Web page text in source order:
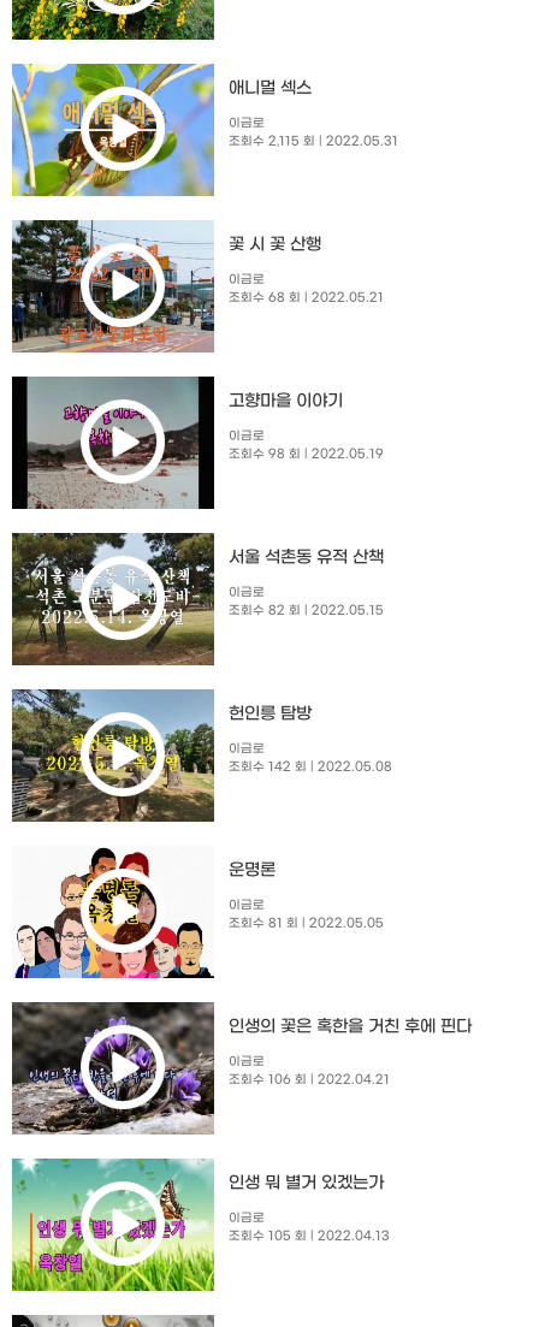
애니멀 섹스
이금로
조회수 2,115 회
| 2022.05.31
꽃 시 꽃 산행
이금로
조회수 68 회
| 2022.05.21
고향마을 이야기
이금로
조회수 98 회
| 2022.05.19
서울 석촌동 유적 산책
이금로
조회수 82 회
| 2022.05.15
헌인릉 탐방
이금로
조회수 142 회
| 2022.05.08
운명론
이금로
조회수 81 회
| 2022.05.05
인생의 꽃은 혹한을 거친 후에 핀다
이금로
조회수 106 회
| 2022.04.21
인생 뭐 별거 있겠는가
이금로
조회수 105 회
| 2022.04.13